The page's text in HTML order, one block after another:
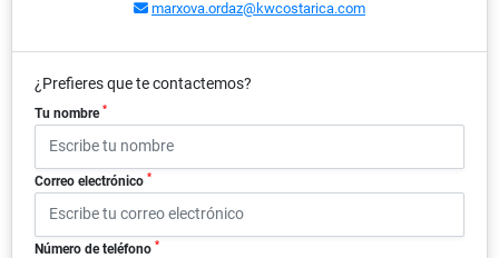
marxova.ordaz@kwcostarica.com
¿Prefieres que te contactemos?
Tu nombre *
Correo electrónico *
Número de teléfono *